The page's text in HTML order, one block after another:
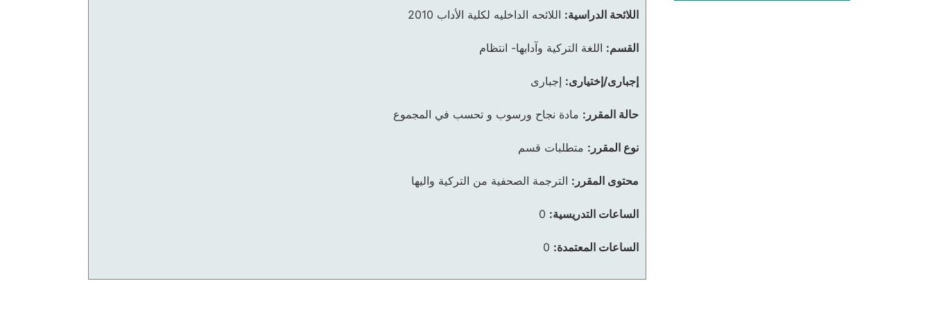
اللائحة الدراسية: اللائحه الداخليه لكلية الأداب 2010
القسم: اللغة التركية وآدابها- انتظام
إجبارى/إختيارى: إجبارى
حالة المقرر: مادة نجاح ورسوب و تحسب في المجموع
نوع المقرر: متطلبات قسم
محتوى المقرر: الترجمة الصحفية من التركية واليها
الساعات التدريسية: 0
الساعات المعتمدة: 0